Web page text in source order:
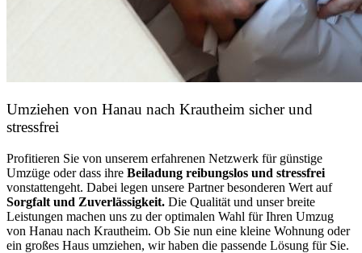
Umziehen von Hanau nach Krautheim sicher und
stressfrei
Profitieren Sie von unserem erfahrenen Netzwerk für günstige
Umzüge oder dass ihre Beiladung reibungslos und stressfrei
vonstattengeht. Dabei legen unsere Partner besonderen Wert auf
Sorgfalt und Zuverlässigkeit. Die Qualität und unser breite
Leistungen machen uns zu der optimalen Wahl für Ihren Umzug
von Hanau nach Krautheim. Ob Sie nun eine kleine Wohnung oder
ein großes Haus umziehen, wir haben die passende Lösung für Sie.